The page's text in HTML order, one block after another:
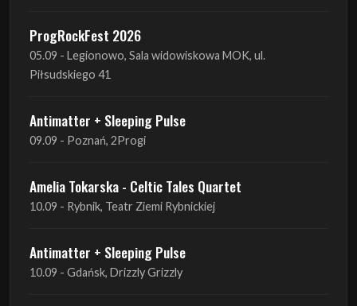
ProgRockFest 2026
05.09 - Legionowo, Sala widowiskowa MOK, ul.
Piłsudskiego 41
Antimatter + Sleeping Pulse
09.09 - Poznań, 2Progi
Amelia Tokarska - Celtic Tales Quartet
10.09 - Rybnik, Teatr Ziemi Rybnickiej
Antimatter + Sleeping Pulse
10.09 - Gdańsk, Drizzly Grizzly